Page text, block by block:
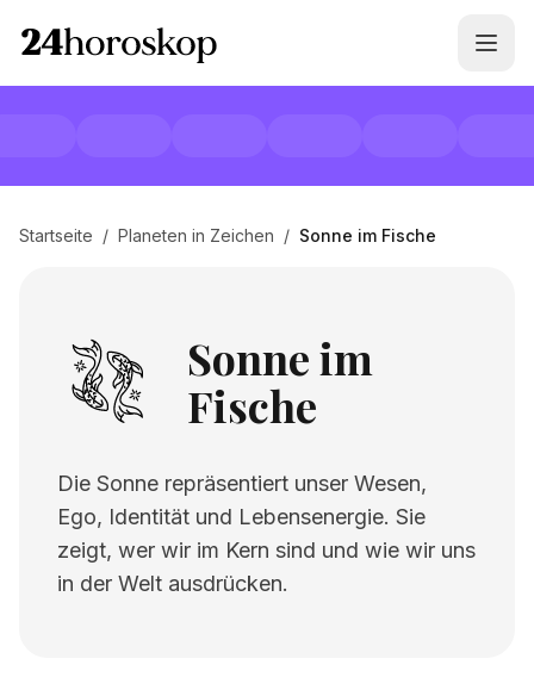
Startseite / Planeten in Zeichen / Sonne im Fische
Sonne im
Fische
Die Sonne repräsentiert unser Wesen,
Ego, Identität und Lebensenergie. Sie
zeigt, wer wir im Kern sind und wie wir uns
in der Welt ausdrücken.